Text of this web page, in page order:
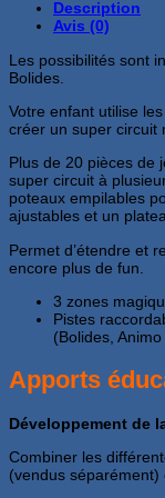
niveaux-
Vtech
Description
Avis (0)
Les possibilités sont
Bolides.
Votre enfant utilise
créer un super circuit
Plus de 20 pièces de
super circuit à
poteaux empilables
ajustables et un
Permet d’étendre et
encore plus de fun.
3 zones
Pistes
(Bolides,
Apports
Développement de
Combiner les
(vendus séparément)